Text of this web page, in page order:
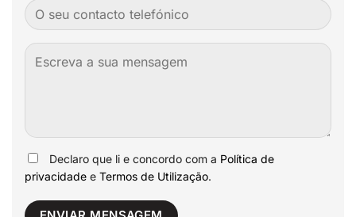
Declaro que li e concordo com a Política de
privacidade e Termos de Utilização.